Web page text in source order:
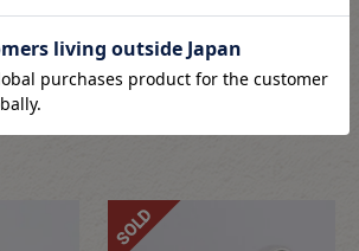
SV0341
高品質
¥ 70,000 税込
SOLD